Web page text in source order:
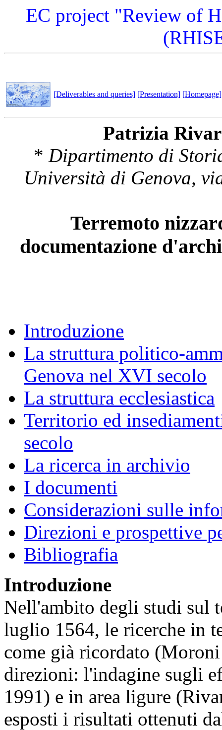
EC project "Review of
[Deliverables and queries] [Presentation] [Homepage]
Patrizia
* Dipartimento di
Università di Genova,
Terremoto
documentazione
Introduzione
La struttura politico-
Genova nel XVI secolo
La struttura ecclesiastica
Territorio ed
secolo
La ricerca in archivio
I documenti
Considerazioni sulle
Direzioni e prospettive
Bibliografia
Introduzione
Nell'ambito degli studi sul
luglio 1564, le ricerche in
come già ricordato
direzioni: l'indagine sugli
1991) e in area ligure
esposti i risultati ottenuti